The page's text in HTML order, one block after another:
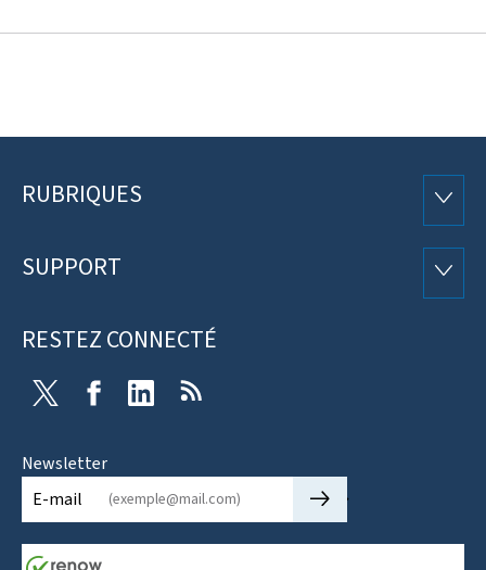
Pied
page
RUBRIQUES
SUPPORT
RESTEZ CONNECTÉ
Twitter FacebookLinkedIn
Newsletter
E-mail
🡒